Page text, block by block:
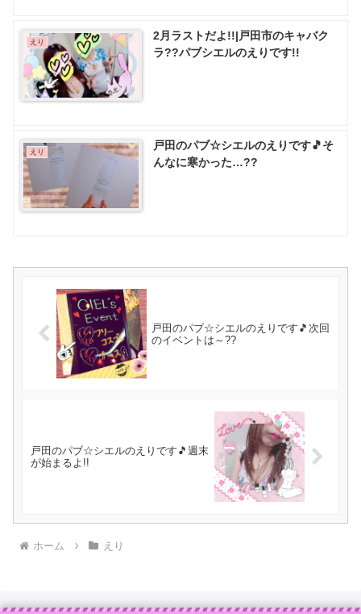
えり
2月ラストだよ!!|戸田市のキャバク
ラ??パブシエルのえりです!!
えり
戸田のパブ☆シエルのえりです🎵そ
んなに寒かった…??
戸田のパブ☆シエルのえりです🎵次回
のイベントは～??
戸田のパブ☆シエルのえりです🎵週末
が始まるよ!!
ホーム えり